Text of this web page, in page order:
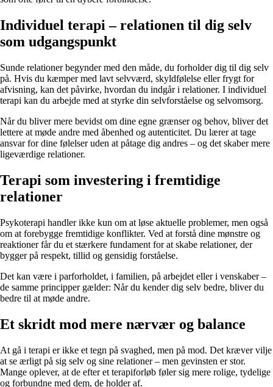
Individuel terapi – relationen til dig selv
som udgangspunkt
Sunde relationer begynder med den måde, du forholder dig til dig selv
på. Hvis du kæmper med lavt selvværd, skyldfølelse eller frygt for
afvisning, kan det påvirke, hvordan du indgår i relationer. I individuel
terapi kan du arbejde med at styrke din selvforståelse og selvomsorg.
Når du bliver mere bevidst om dine egne grænser og behov, bliver det
lettere at møde andre med åbenhed og autenticitet. Du lærer at tage
ansvar for dine følelser uden at påtage dig andres – og det skaber mere
ligeværdige relationer.
Terapi som investering i fremtidige
relationer
Psykoterapi handler ikke kun om at løse aktuelle problemer, men også
om at forebygge fremtidige konflikter. Ved at forstå dine mønstre og
reaktioner får du et stærkere fundament for at skabe relationer, der
bygger på respekt, tillid og gensidig forståelse.
Det kan være i parforholdet, i familien, på arbejdet eller i venskaber –
de samme principper gælder: Når du kender dig selv bedre, bliver du
bedre til at møde andre.
Et skridt mod mere nærvær og balance
At gå i terapi er ikke et tegn på svaghed, men på mod. Det kræver vilje
at se ærligt på sig selv og sine relationer – men gevinsten er stor.
Mange oplever, at de efter et terapiforløb føler sig mere rolige, tydelige
og forbundne med dem, de holder af.